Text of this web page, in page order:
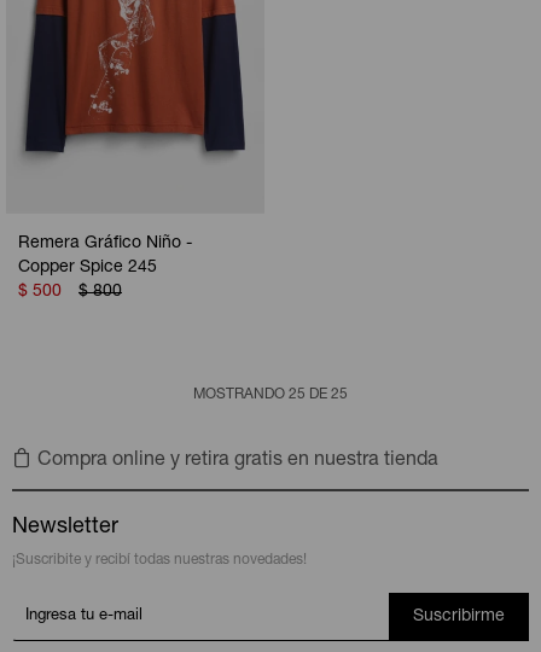
Remera Gráfico Niño -
Copper Spice 245
$ 500 $ 800
MOSTRANDO 25 DE 25
Compra online y retira gratis en nuestra tienda
Newsletter
¡Suscribite y recibí todas nuestras novedades!
Suscribirme